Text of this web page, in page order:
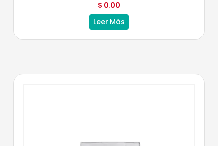
$ 0,00
Leer Más